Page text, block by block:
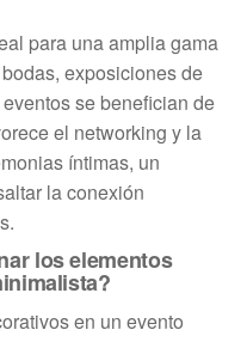
para una amplia gama
exposiciones de
se benefician de
el networking y la
íntimas, un
la conexión
los elementos
en un evento